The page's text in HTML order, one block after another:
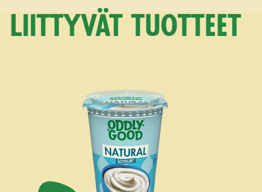
Liittyvät tuotteet